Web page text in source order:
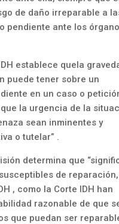
de daño irreparable a
pendiente ante los
establece quela
puede tener sobre un
en un caso o
la urgencia de la
sean inminentes y
o tutelar” .
determina que
de reparación,
, como la Corte IDH han
razonable de que
que puedan ser